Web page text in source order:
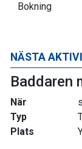
NÄSTA
Baddaren
När
Typ
Plats
Bokning